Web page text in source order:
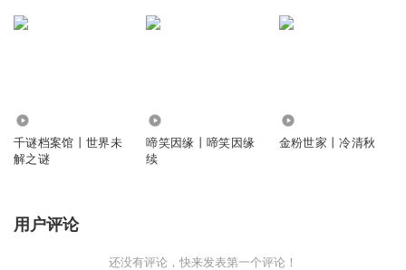
千谜档案馆丨世界未
解之谜
啼笑因缘丨啼笑因缘
续
金粉世家丨冷清秋
用户评论
还没有评论，快来发表第一个评论！